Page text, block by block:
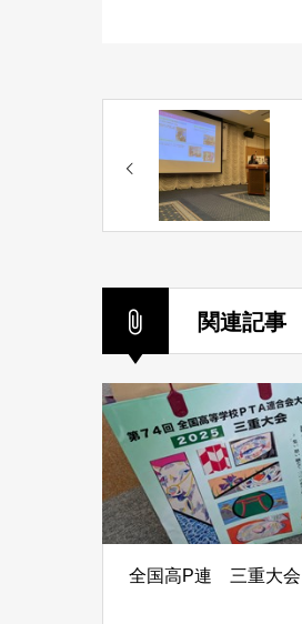
関連記事
全国高P連 三重大会